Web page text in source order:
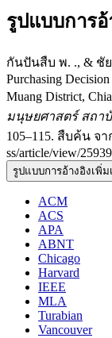
รูปแบบการอ้
กันปันสืบ พ. ., & ชัย
Purchasing
Muang District,
มนุษยศาสตร์ สถา
105–115. สืบค้น จา
ss/article/view/
รูปแบบการอ้างอิงเพิ่ม
ACM
ACS
APA
ABNT
Chicago
Harvard
IEEE
MLA
Turabian
Vancouver